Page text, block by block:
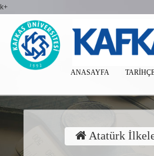
k+
ANASAYFA
Atatürk